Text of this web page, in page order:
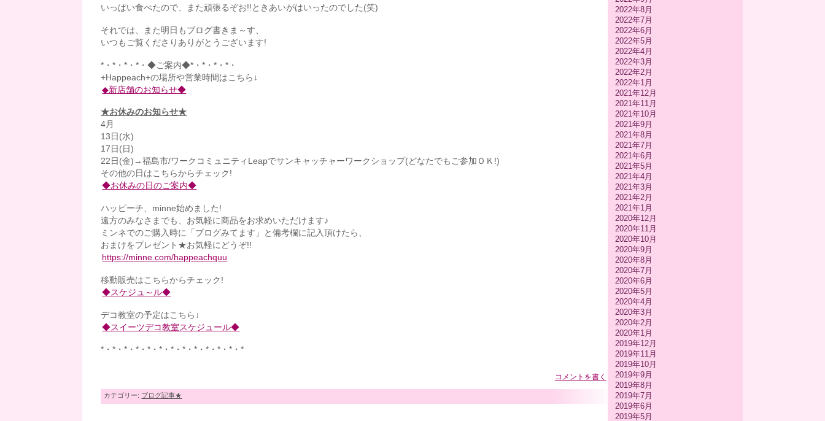
2022年8月
2022年7月
2022年6月
2022年5月
2022年4月
2022年3月
2022年2月
2022年1月
2021年12月
2021年11月
2021年10月
2021年9月
2021年8月
2021年7月
2021年6月
2021年5月
2021年4月
2021年3月
2021年2月
2021年1月
2020年12月
2020年11月
2020年10月
2020年9月
2020年8月
2020年7月
2020年6月
2020年5月
2020年4月
2020年3月
2020年2月
2020年1月
2019年12月
2019年11月
2019年10月
2019年9月
2019年8月
2019年7月
2019年6月
2019年5月
いっぱい食べたので、また頑張るぞお!!ときあいがはいったのでした(笑)
それでは、また明日もブログ書きま～す、
いつもご覧くださりありがとうございます!
*・*・*・*・◆ご案内◆*・*・*・*・
+Happeach+の場所や営業時間はこちら↓
◆新店舗のお知らせ◆
★お休みのお知らせ★
4月
13日(水)
17日(日)
22日(金)→福島市/ワークコミュニティLeapでサンキャッチャーワークショップ(どなたでもご参加ＯＫ!)
その他の日はこちらからチェック!
◆お休みの日のご案内◆
ハッピーチ、minne始めました!
遠方のみなさまでも、お気軽に商品をお求めいただけます♪
ミンネでのご購入時に「ブログみてます」と備考欄に記入頂けたら、
おまけをプレゼント★お気軽にどうぞ!!
https://minne.com/happeachquu
移動販売はこちらからチェック!
◆スケジュ～ル◆
デコ教室の予定はこちら↓
◆スイーツデコ教室スケジュール◆
*・*・*・*・*・*・*・*・*・*・*・*・*
コメントを書く
カテゴリー: ブログ記事★